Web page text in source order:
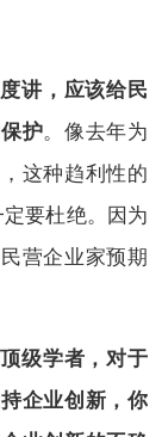
讲，应该给民
护。像去年为
这种趋利性的
要杜绝。因为
营企业家预期
级学者，对于
企业创新，你